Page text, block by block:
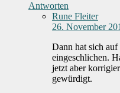
Antworten
Rune Fleiter
26. November
Dann hat sich
eingeschlichen.
jetzt aber
gewürdigt.